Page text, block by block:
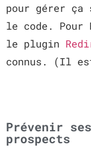
pour gérer ça
le code.
le plugin
connus. (Il
Prévenir
prospects